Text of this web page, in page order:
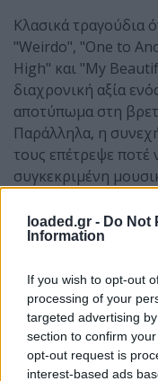
loaded.gr - Do Not
Information
If you wish to opt-out
processing of your
targeted advertising
section to confirm
opt-out request is
interest-based ads
Κλασικά τραγούδια
"Weirdo", "One to
High" και "My
διαχρονική αξία
αποτύπωμα στη
Παράλληλα, η
τους επέτρεψε ποτέ
συγκεκριμένη
Άλμπουμ όπως τα
Stories (1997)
συναρπαστικά, ενώ
Different Days
αποδεικνύουν ότι
εξακολουθεί να